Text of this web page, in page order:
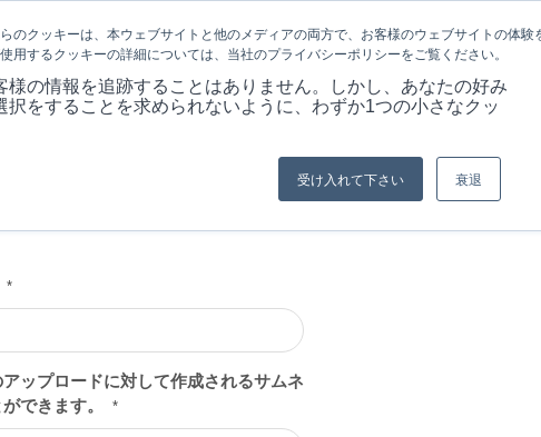
クッキーは、本ウェブサイトと他のメディアの両方で、お客様のウェブサイトの体験
するクッキーの詳細については、当社のプライバシーポリシーをご覧ください。
の情報を追跡することはありません。しかし、あなたの好み
をすることを求められないように、わずか1つの小さなクッ
受け入れて下さい 衰退
製品 MARKET アプリケーション 当社の強み
*
ップロードに対して作成されるサムネ
できます。
*